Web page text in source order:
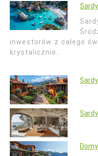
inwestorów z całego
krystalicznie…